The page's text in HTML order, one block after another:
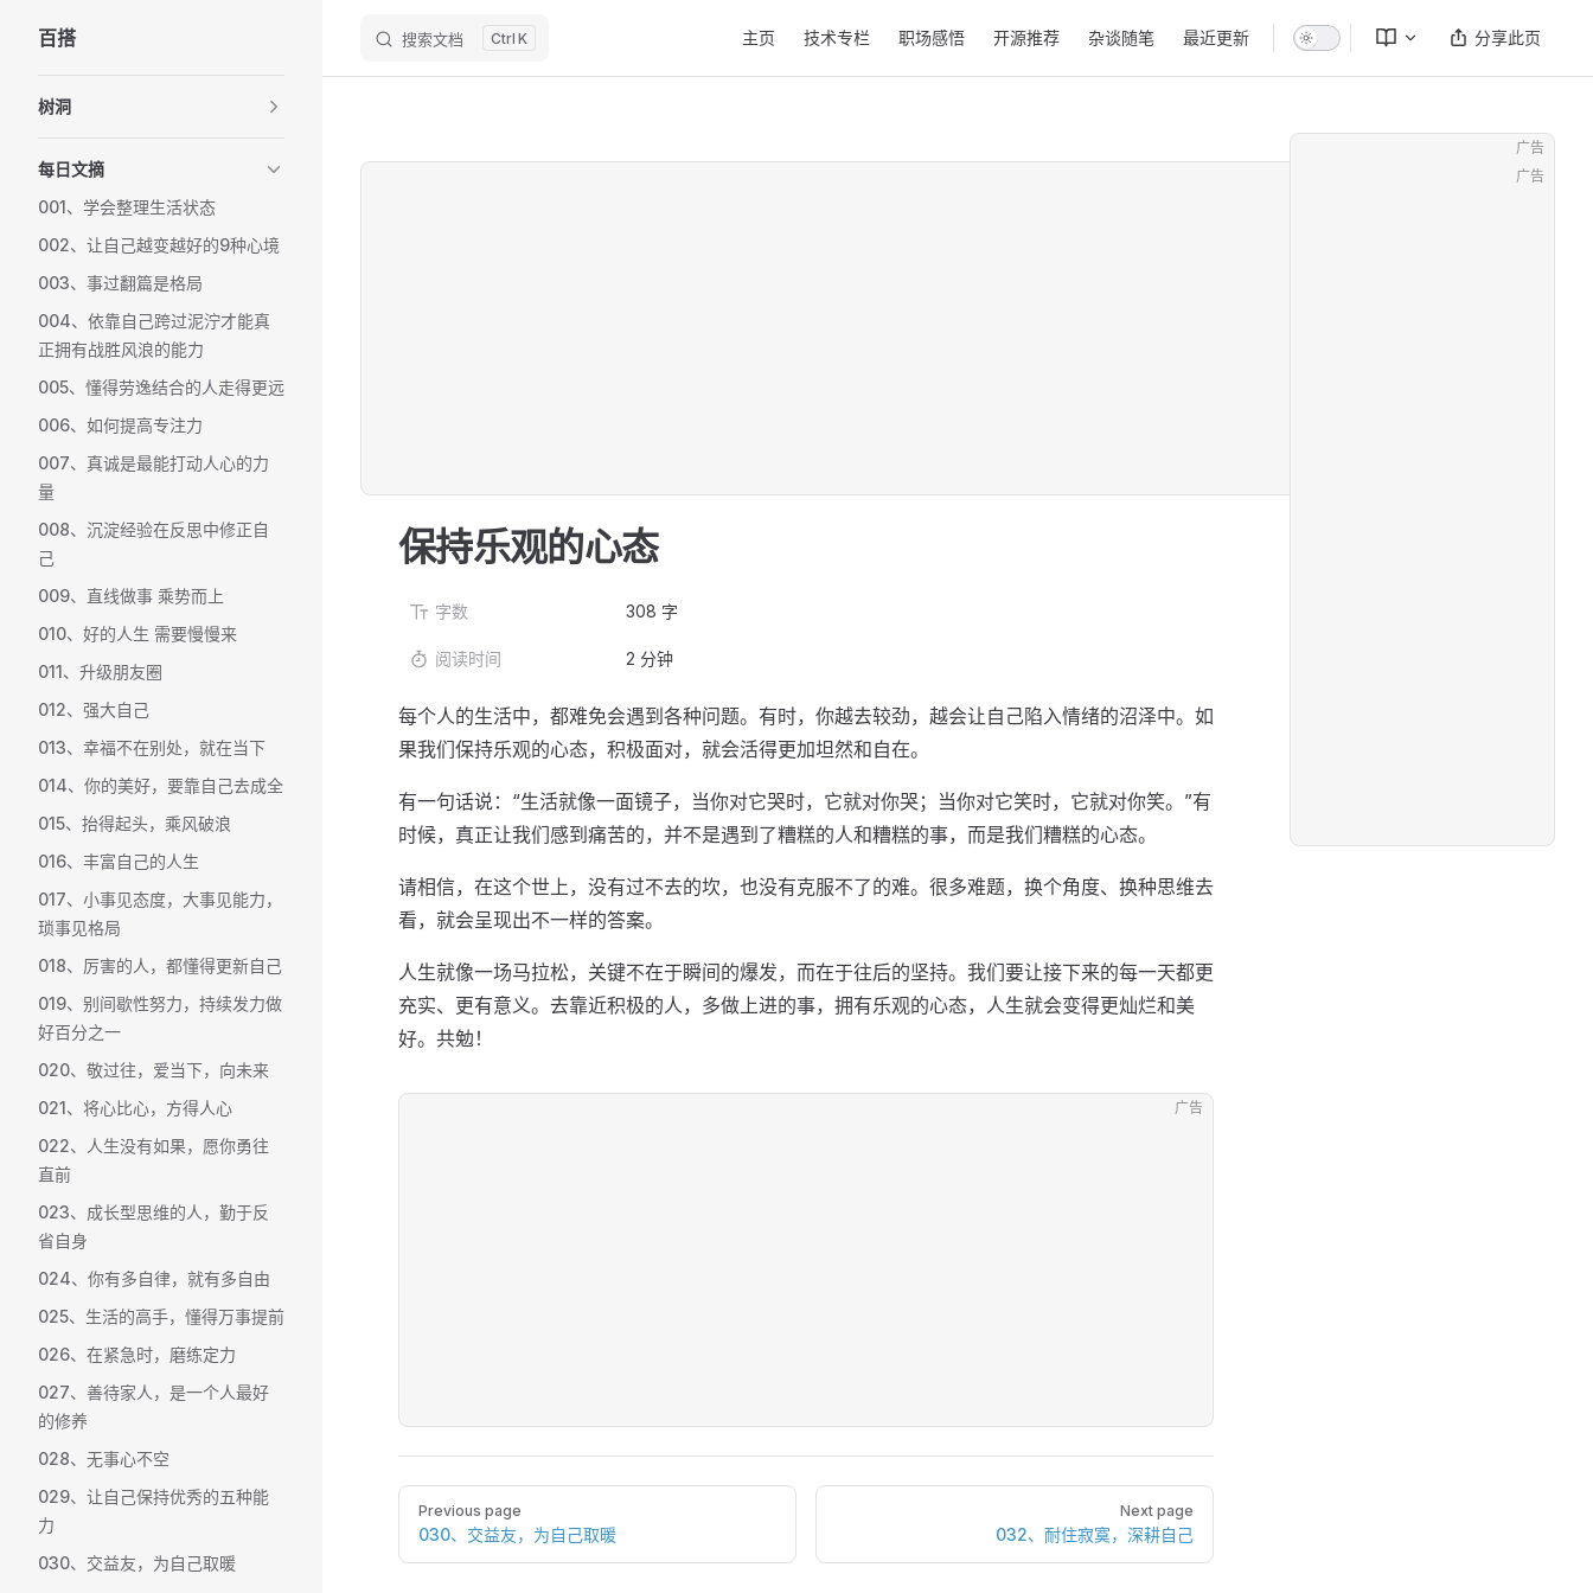
Skip to content
百搭 搜索文档 K 主页 技术专栏 职场感悟 开源推荐 杂谈随笔 最近更新 分享此页
树洞
每日文摘
001、学会整理生活状态
002、让自己越变越好的9种心境
003、事过翻篇是格局
004、依靠自己跨过泥泞才能真
正拥有战胜风浪的能力
005、懂得劳逸结合的人走得更远
006、如何提高专注力
007、真诚是最能打动人心的力
量
008、沉淀经验在反思中修正自
己
009、直线做事 乘势而上
010、好的人生 需要慢慢来
011、升级朋友圈
012、强大自己
013、幸福不在别处，就在当下
014、你的美好，要靠自己去成全
015、抬得起头，乘风破浪
016、丰富自己的人生
017、小事见态度，大事见能力，
琐事见格局
018、厉害的人，都懂得更新自己
019、别间歇性努力，持续发力做
好百分之一
020、敬过往，爱当下，向未来
021、将心比心，方得人心
022、人生没有如果，愿你勇往
直前
023、成长型思维的人，勤于反
省自身
024、你有多自律，就有多自由
025、生活的高手，懂得万事提前
026、在紧急时，磨练定力
027、善待家人，是一个人最好
的修养
028、无事心不空
029、让自己保持优秀的五种能
力
030、交益友，为自己取暖
广告
广告
保持乐观的心态
字数 308 字
阅读时间 2 分钟
每个人的生活中，都难免会遇到各种问题。有时，你越去较劲，越会让自己陷入情绪的沼泽中。如
果我们保持乐观的心态，积极面对，就会活得更加坦然和自在。
有一句话说：“生活就像一面镜子，当你对它哭时，它就对你哭；当你对它笑时，它就对你笑。”有
时候，真正让我们感到痛苦的，并不是遇到了糟糕的人和糟糕的事，而是我们糟糕的心态。
请相信，在这个世上，没有过不去的坎，也没有克服不了的难。很多难题，换个角度、换种思维去
看，就会呈现出不一样的答案。
人生就像一场马拉松，关键不在于瞬间的爆发，而在于往后的坚持。我们要让接下来的每一天都更
充实、更有意义。去靠近积极的人，多做上进的事，拥有乐观的心态，人生就会变得更灿烂和美
好。共勉！
广告
Pager
Previous page
030、交益友，为自己取暖
Next page
032、耐住寂寞，深耕自己